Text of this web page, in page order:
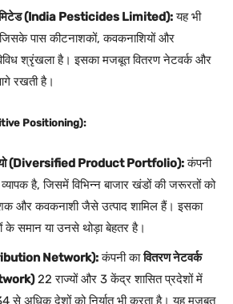
(India Pesticides Limited):यह भी
पास कीटनाशकों, कवकनाशियों और
श्रृंखला है। इसका मजबूत वितरण नेटवर्क और
रखती है।
Positioning):
(Diversified Product Portfolio):कंपनी
है, जिसमें विभिन्न बाजार खंडों की जरूरतों को
और कवकनाशी जैसे उत्पाद शामिल हैं। इसका
के समान या उनसे थोड़ा बेहतर है।
Network):कंपनी कावितरण नेटवर्क
22 राज्यों और 3 केंद्र शासित प्रदेशों में
अधिक देशों को निर्यात भी करता है। यह मजबूत